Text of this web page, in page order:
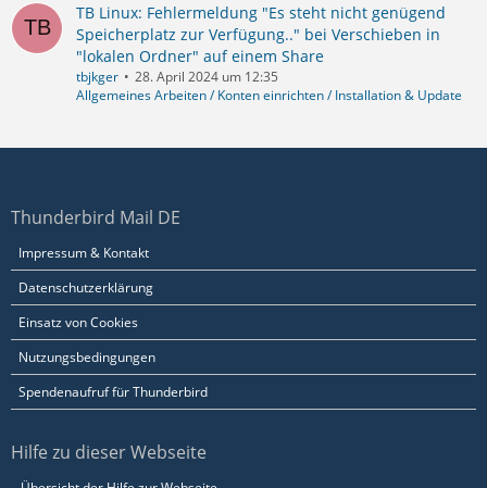
TB Linux: Fehlermeldung "Es steht nicht genügend
Speicherplatz zur Verfügung.." bei Verschieben in
"lokalen Ordner" auf einem Share
tbjkger
28. April 2024 um 12:35
Allgemeines Arbeiten / Konten einrichten / Installation & Update
Thunderbird Mail DE
Impressum & Kontakt
Datenschutzerklärung
Einsatz von Cookies
Nutzungsbedingungen
Spendenaufruf für Thunderbird
Hilfe zu dieser Webseite